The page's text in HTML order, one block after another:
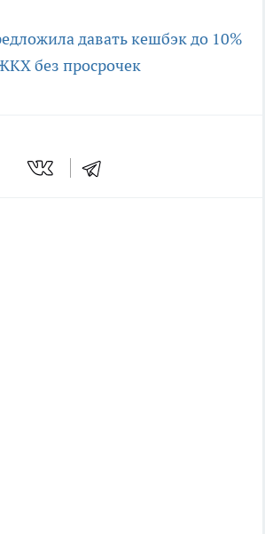
давать кешбэк до 10%
без просрочек